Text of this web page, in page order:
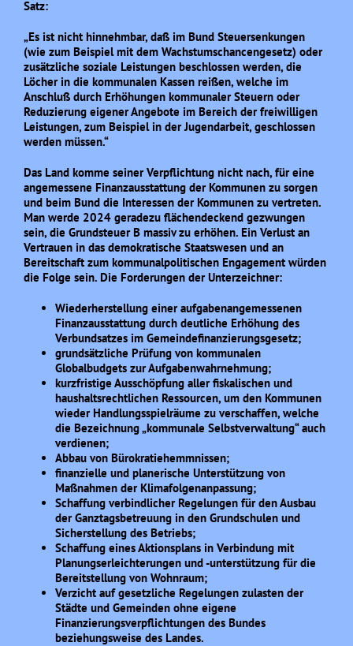
Satz:
„Es ist nicht hinnehmbar, daß im Bund Steuersenkungen
(wie zum Beispiel mit dem Wachstumschancengesetz) oder
zusätzliche soziale Leistungen beschlossen werden, die
Löcher in die kommunalen Kassen reißen, welche im
Anschluß durch Erhöhungen kommunaler Steuern oder
Reduzierung eigener Angebote im Bereich der freiwilligen
Leistungen, zum Beispiel in der Jugendarbeit, geschlossen
werden müssen.“
Das Land komme seiner Verpflichtung nicht nach, für eine
angemessene Finanzausstattung der Kommunen zu sorgen
und beim Bund die Interessen der Kommunen zu vertreten.
Man werde 2024 geradezu flächendeckend gezwungen
sein, die Grundsteuer B massiv zu erhöhen. Ein Verlust an
Vertrauen in das demokratische Staatswesen und an
Bereitschaft zum kommunalpolitischen Engagement würden
die Folge sein. Die Forderungen der Unterzeichner:
Wiederherstellung einer aufgabenangemessenen
Finanzausstattung durch deutliche Erhöhung des
Verbundsatzes im Gemeindefinanzierungsgesetz;
grundsätzliche Prüfung von kommunalen
Globalbudgets zur Aufgabenwahrnehmung;
kurzfristige Ausschöpfung aller fiskalischen und
haushaltsrechtlichen Ressourcen, um den Kommunen
wieder Handlungsspielräume zu verschaffen, welche
die Bezeichnung „kommunale Selbstverwaltung“ auch
verdienen;
Abbau von Bürokratiehemmnissen;
finanzielle und planerische Unterstützung von
Maßnahmen der Klimafolgenanpassung;
Schaffung verbindlicher Regelungen für den Ausbau
der Ganztagsbetreuung in den Grundschulen und
Sicherstellung des Betriebs;
Schaffung eines Aktionsplans in Verbindung mit
Planungserleichterungen und -unterstützung für die
Bereitstellung von Wohnraum;
Verzicht auf gesetzliche Regelungen zulasten der
Städte und Gemeinden ohne eigene
Finanzierungsverpflichtungen des Bundes
beziehungsweise des Landes.